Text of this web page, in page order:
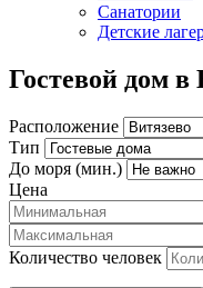
Санатории
Детские
Гостевой дом в
Расположение
Тип
До моря (мин.)
Цена
Количество человек